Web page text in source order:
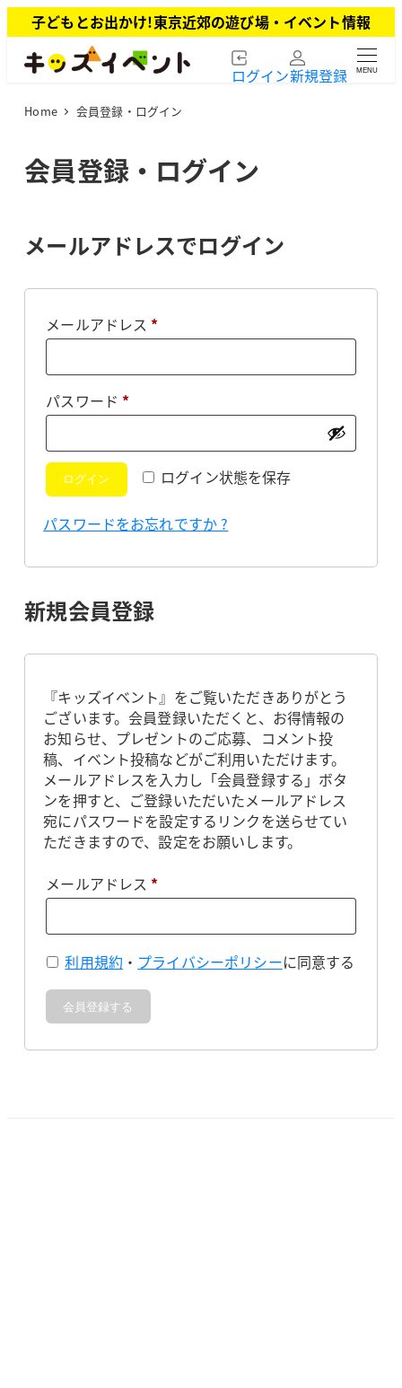
イ
子どもとお出かけ!東京近郊の遊び場・イベント情報
ログイン新規登録 MENU
Home 会員登録・ログイン
会員登録・ログイン
メールアドレスでログイン
メールアドレス *必
パスワード *必
ログイン状態を保存
ログイン
パスワードをお忘れですか ?
新規会員登録
『キッズイベント』をご覧いただきありがとう
ございます。会員登録いただくと、お得情報の
お知らせ、プレゼントのご応募、コメント投
稿、イベント投稿などがご利用いただけます。
メールアドレスを入力し「会員登録する」ボタ
ンを押すと、ご登録いただいたメールアドレス
宛にパスワードを設定するリンクを送らせてい
ただきますので、設定をお願いします。
メールアドレス *必
利用規約 ・ プライバシーポリシーに同意する
会員登録する